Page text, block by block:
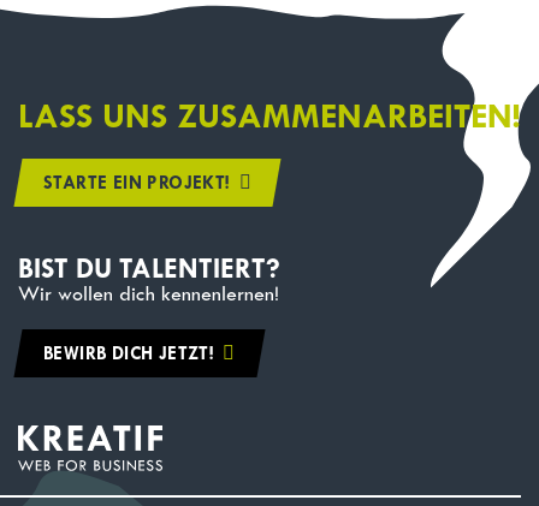
LASS UNS ZUSAMMENARBEITEN!
STARTE EIN PROJEKT!
BIST DU TALENTIERT?
Wir wollen dich kennenlernen!
BEWIRB DICH JETZT!